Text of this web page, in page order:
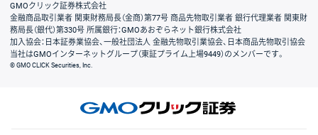
GMOクリック証券株式会社
金融商品取引業者 関東財務局長（金商）第77号 商品先物取引業者 銀行代理業者 関東財
務局長（銀代）第330号 所属銀行：GMOあおぞらネット銀行株式会社
加入協会：日本証券業協会、一般社団法人 金融先物取引業協会、日本商品先物取引協会
当社はGMOインターネットグループ（東証プライム上場9449）のメンバーです。
© GMO CLICK Securities, Inc.